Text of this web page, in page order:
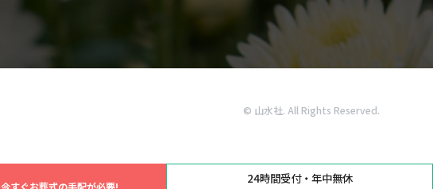
© 山水社. All Rights Reserved.
今すぐお葬式の手配が必要! 24時間受付・年中無休